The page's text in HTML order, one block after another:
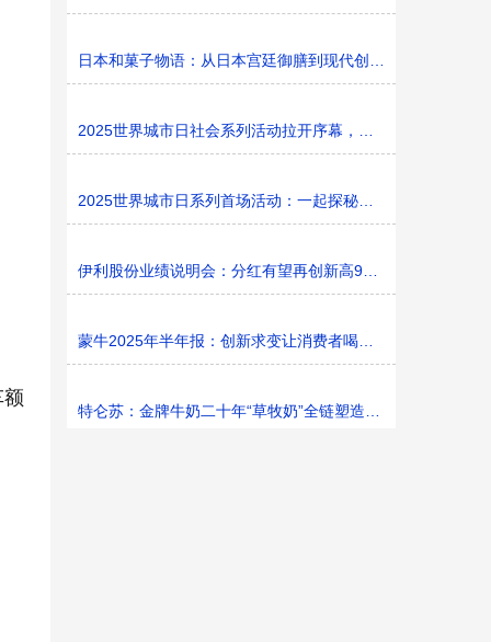
日本和菓子物语：从日本宫廷御膳到现代创新的甜蜜传承
2025世界城市日社会系列活动拉开序幕，探寻社区花园里的
2025世界城市日系列首场活动：一起探秘家门口的“魔法花园”
伊利股份业绩说明会：分红有望再创新高9%利润率目标不变
蒙牛2025年半年报：创新求变让消费者喝上奶、喝好奶、喝
特仑苏：金牌牛奶二十年“草牧奶”全链塑造有机新矩阵